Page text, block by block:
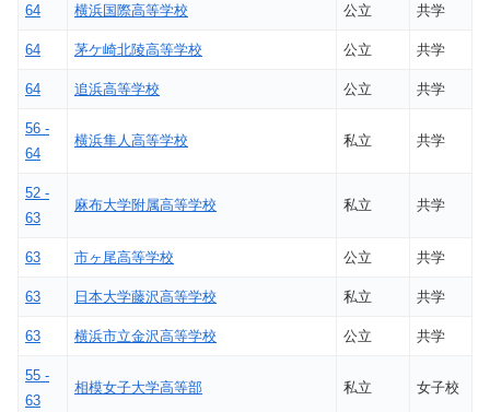
64 横浜国際高等学校 公立 共学
64 茅ケ崎北陵高等学校 公立 共学
64 追浜高等学校 公立 共学
56 -
64
横浜隼人高等学校 私立 共学
52 -
63
麻布大学附属高等学校 私立 共学
63 市ヶ尾高等学校 公立 共学
63 日本大学藤沢高等学校 私立 共学
63 横浜市立金沢高等学校 公立 共学
55 -
63
相模女子大学高等部 私立 女子校